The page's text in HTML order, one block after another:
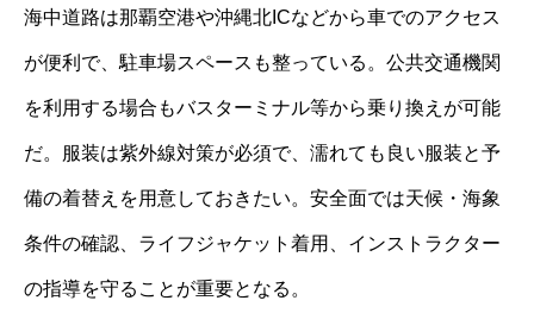
海中道路は那覇空港や沖縄北ICなどから車でのアクセス
が便利で、駐車場スペースも整っている。公共交通機関
を利用する場合もバスターミナル等から乗り換えが可能
だ。服装は紫外線対策が必須で、濡れても良い服装と予
備の着替えを用意しておきたい。安全面では天候・海象
条件の確認、ライフジャケット着用、インストラクター
の指導を守ることが重要となる。